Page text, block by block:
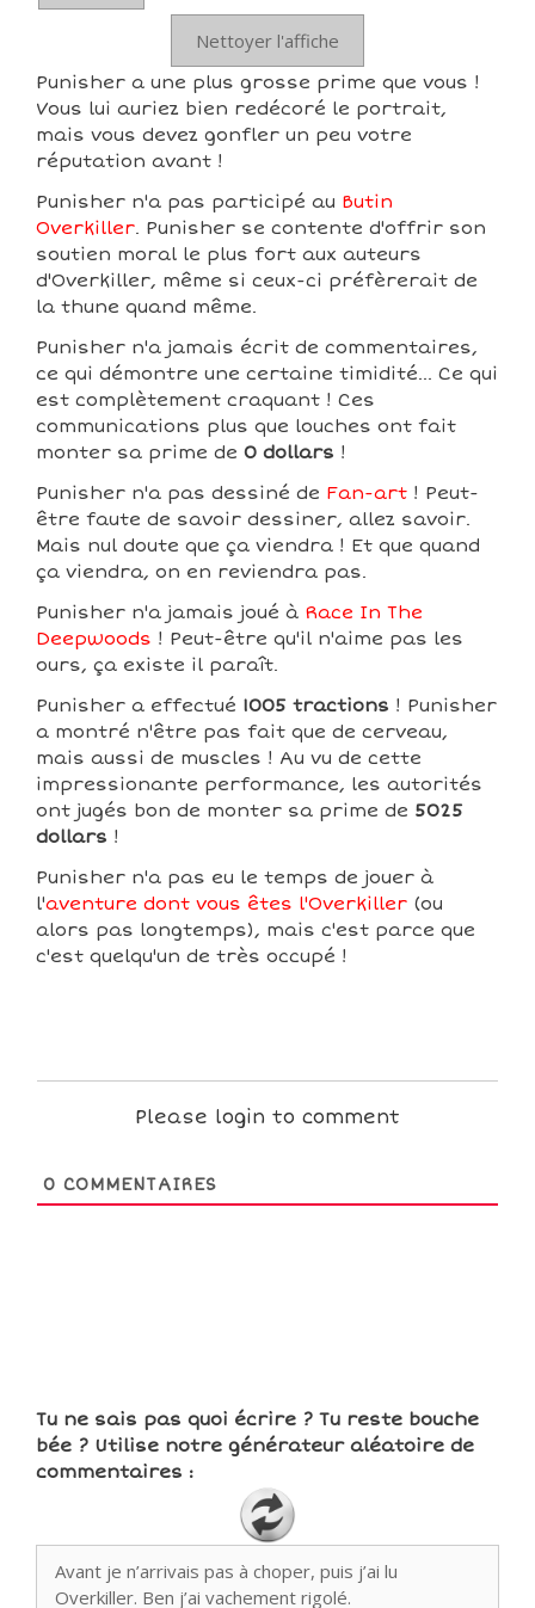
Nettoyer l'affiche
Punisher a une plus grosse prime que vous !
Vous lui auriez bien redécoré le portrait,
mais vous devez gonfler un peu votre
réputation avant !
Punisher n'a pas participé au Butin
Overkiller. Punisher se contente d'offrir son
soutien moral le plus fort aux auteurs
d'Overkiller, même si ceux-ci préfèrerait de
la thune quand même.
Punisher n'a jamais écrit de commentaires,
ce qui démontre une certaine timidité... Ce qui
est complètement craquant ! Ces
communications plus que louches ont fait
monter sa prime de 0 dollars !
Punisher n'a pas dessiné de Fan-art ! Peut-
être faute de savoir dessiner, allez savoir.
Mais nul doute que ça viendra ! Et que quand
ça viendra, on en reviendra pas.
Punisher n'a jamais joué à Race In The
Deepwoods ! Peut-être qu'il n'aime pas les
ours, ça existe il paraît.
Punisher a effectué 1005 tractions ! Punisher
a montré n'être pas fait que de cerveau,
mais aussi de muscles ! Au vu de cette
impressionante performance, les autorités
ont jugés bon de monter sa prime de 5025
dollars !
Punisher n'a pas eu le temps de jouer à
l'aventure dont vous êtes l'Overkiller (ou
alors pas longtemps), mais c'est parce que
c'est quelqu'un de très occupé !
Please login to comment
0 COMMENTAIRES
Tu ne sais pas quoi écrire ? Tu reste bouche
bée ? Utilise notre générateur aléatoire de
commentaires :